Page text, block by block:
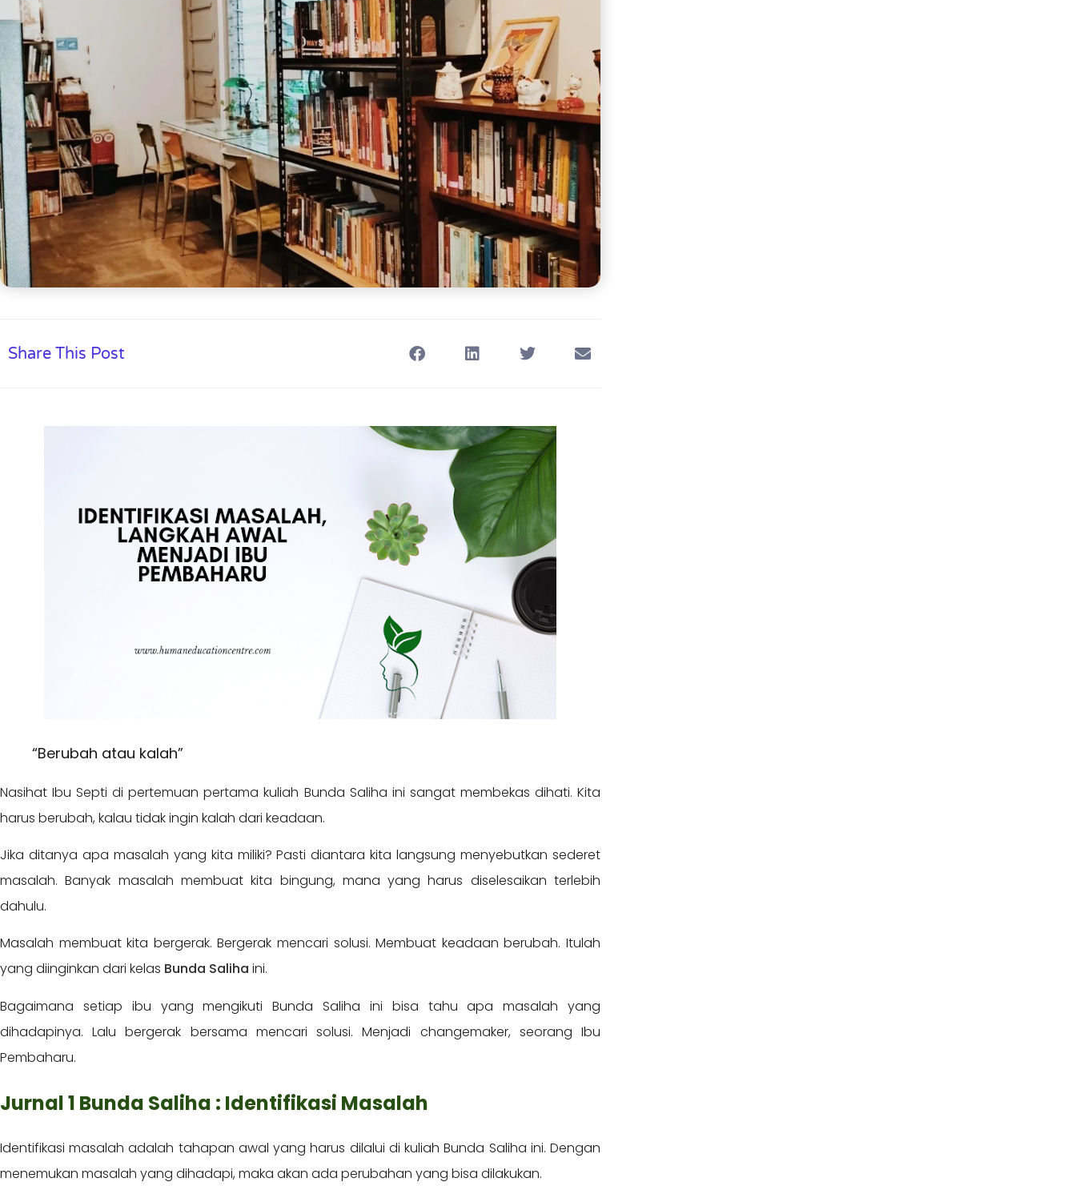
Share This Post
“Berubah atau kalah”
Nasihat Ibu Septi di pertemuan pertama kuliah Bunda Saliha ini sangat membekas dihati. Kita
harus berubah, kalau tidak ingin kalah dari keadaan.
Jika ditanya apa masalah yang kita miliki? Pasti diantara kita langsung menyebutkan sederet
masalah. Banyak masalah membuat kita bingung, mana yang harus diselesaikan terlebih
dahulu.
Masalah membuat kita bergerak. Bergerak mencari solusi. Membuat keadaan berubah. Itulah
yang diinginkan dari kelas Bunda Saliha ini.
Bagaimana setiap ibu yang mengikuti Bunda Saliha ini bisa tahu apa masalah yang
dihadapinya. Lalu bergerak bersama mencari solusi. Menjadi changemaker, seorang Ibu
Pembaharu.
Jurnal 1 Bunda Saliha : Identifikasi Masalah
Identifikasi masalah adalah tahapan awal yang harus dilalui di kuliah Bunda Saliha ini. Dengan
menemukan masalah yang dihadapi, maka akan ada perubahan yang bisa dilakukan.